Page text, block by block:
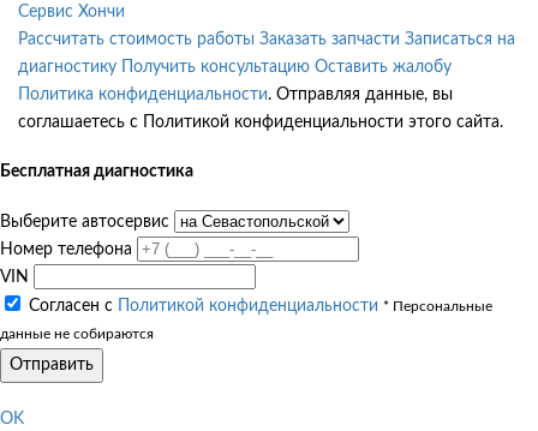
Сервис Хончи
Рассчитать стоимость работы Заказать запчасти Записаться на
диагностику
Получить консультацию Оставить жалобу
Политика конфиденциальности. Отправляя данные, вы
соглашаетесь с Политикой конфиденциальности этого сайта.
Бесплатная диагностика
Выберите автосервис
Номер телефона
VIN
Согласен с
Политикой конфиденциальности * Персональные
данные не собираются
Отправить
OK